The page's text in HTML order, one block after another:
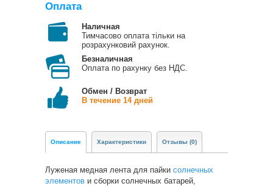
Оплата
Наличная
Тимчасово оплата тільки на
розрахунковий рахунок.
Безналичная
Оплата по рахунку без НДС.
Обмен / Возврат
В течение 14 дней
Описание Характеристики Отзывы (0)
Луженая медная лента для пайки солнечных
элементов и сборки солнечных батарей,